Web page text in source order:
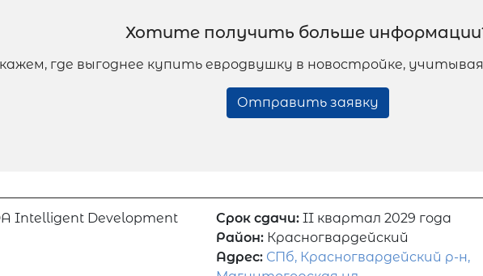
Хотите получить больше
где выгоднее купить евродвушку в новостройке,
Отправить заявку
Intelligent Development
Срок сдачи: II квартал 2029 года
Район: Красногвардейский
Адрес: СПб, Красногвардейский р-н,